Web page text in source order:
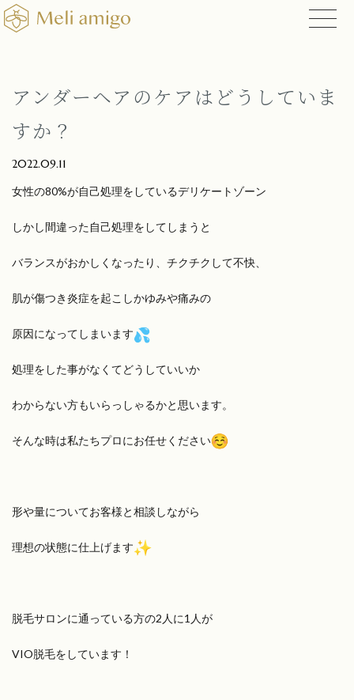
アンダーヘアのケアはどうしていま
すか？
2022.09.11
女性の80%が自己処理をしているデリケートゾーン
しかし間違った自己処理をしてしまうと
バランスがおかしくなったり、チクチクして不快、
肌が傷つき炎症を起こしかゆみや痛みの
原因になってしまいます
処理をした事がなくてどうしていいか
わからない方もいらっしゃるかと思います。
そんな時は私たちプロにお任せください
形や量についてお客様と相談しながら
理想の状態に仕上げます
脱毛サロンに通っている方の2人に1人が
VIO脱毛をしています！